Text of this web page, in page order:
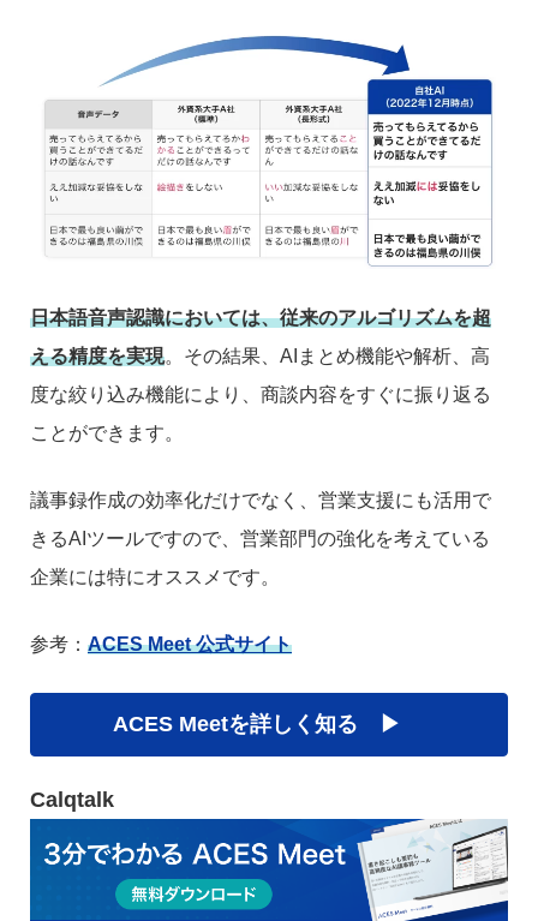
日本語音声認識においては、従来のアルゴリズムを超
える精度を実現。その結果、AIまとめ機能や解析、高
度な絞り込み機能により、商談内容をすぐに振り返る
ことができます。
議事録作成の効率化だけでなく、営業支援にも活用で
きるAIツールですので、営業部門の強化を考えている
企業には特にオススメです。
参考： ACES Meet 公式サイト
ACES Meetを詳しく知る ▶︎
Calqtalk
Calqtalkは、会議やセミナーの文字起こしに特化したツ
ールです。音声ファイルからの文字起こしのほか、決